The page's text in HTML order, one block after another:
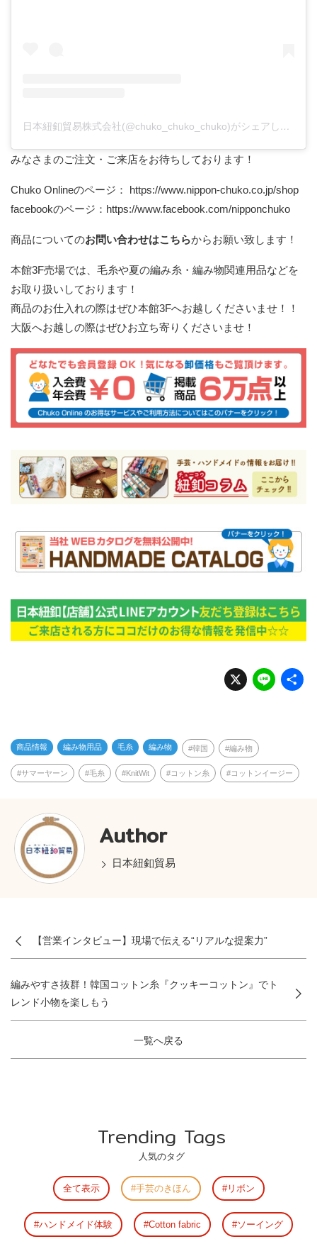
日本紐釦貿易株式会社(@chuko_chuko_chuko)がシェアした投稿
みなさまのご注文・ご来店をお待ちしております！
Chuko Onlineのページ： https://www.nippon-chuko.co.jp/shop
facebookのページ： https://www.facebook.com/nipponchuko
商品についてのお問い合わせはこちらからお願い致します！
本館3F売場では、毛糸や夏の編み糸・編み物関連用品などを
お取り扱いしております！
商品のお仕入れの際はぜひ本館3Fへお越しくださいませ！！
大阪へお越しの際はぜひお立ち寄りくださいませ！
X Li
n
商品情報 編み物用品 毛糸 編み物 韓国 編み物
サマーヤーン 毛糸 KnitWit コットン糸 コットンイージー
Author
日本紐釦貿易
【営業インタビュー】現場で伝える“リアルな提案力”
一覧へ戻る
編みやすさ抜群！韓国コットン糸『クッキーコットン』でト
レンド小物を楽しもう
Trending Tags
人気のタグ
全て表示 手芸のきほん リボン
ハンドメイド体験 Cotton fabric ソーイング